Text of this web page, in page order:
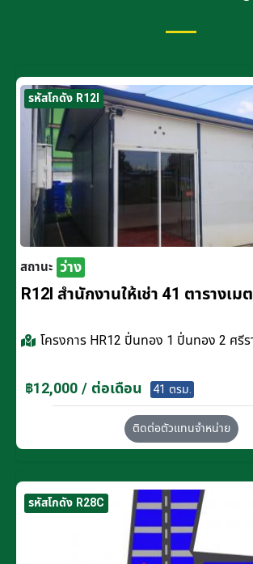
รหัสโกดัง R12I
สถานะ ว่าง
R12I สำนักงานให้เช่า 41 ตารางเม
โครงการ HR12 ปิ่นทอง 1 ปิ่นทอง 2 ศรีร
฿12,000 / ต่อเดือน 41 ตรม.
ติดต่อตัวแทนจำหน่าย
รหัสโกดัง R28C